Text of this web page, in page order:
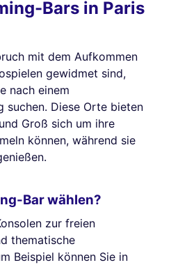
Bars in Paris
mit dem Aufkommen
gewidmet sind,
nach einem
suchen. Diese Orte bieten
Groß sich um ihre
können, während sie
Bar wählen?
zur freien
thematische
Beispiel können Sie in